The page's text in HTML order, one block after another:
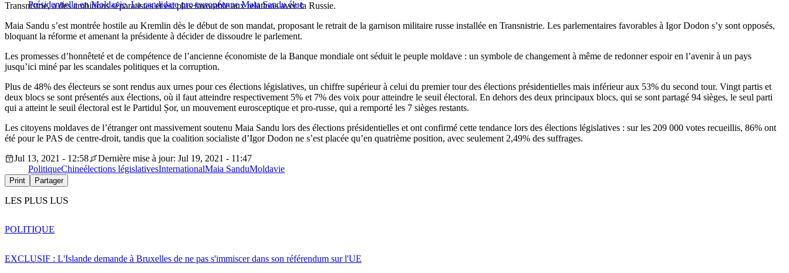
Présidentielle en Moldavie. La candidate pro-européenne Maia Sandu élue
Transnistrie, a des ambitions séparatistes et est plus favorable aux relations avec la Russie.
Maia Sandu s’est montrée hostile au Kremlin dès le début de son mandat, proposant le retrait de la garnison militaire russe installée en Transnistrie. Les parlementaires favorables à Igor Dodon s’y sont opposés,
bloquant la réforme et amenant la présidente à décider de dissoudre le parlement.
Les promesses d’honnêteté et de compétence de l’ancienne économiste de la Banque mondiale ont séduit le peuple moldave : un symbole de changement à même de redonner espoir en l’avenir à un pays
jusqu’ici miné par les scandales politiques et la corruption.
Plus de 48% des électeurs se sont rendus aux urnes pour ces élections législatives, un chiffre supérieur à celui du premier tour des élections présidentielles mais inférieur aux 53% du second tour. Vingt partis et
deux blocs se sont présentés aux élections, où il faut atteindre respectivement 5% et 7% des voix pour atteindre le seuil électoral. En dehors des deux principaux blocs, qui se sont partagé 94 sièges, le seul parti
qui a atteint le seuil électoral est le Partidul Șor, un mouvement eurosceptique et pro-russe, qui a remporté les 7 sièges restants.
Les citoyens moldaves de l’étranger ont massivement soutenu Maia Sandu lors des élections présidentielles et ont confirmé cette tendance lors des élections législatives : sur les 209 000 votes recueillis, 86% ont
été pour le PAS de centre-droit, tandis que la coalition socialiste d’Igor Dodon ne s’est placée qu’en quatrième position, avec seulement 2,49% des suffrages.
Jul 13, 2021 - 12:58
Dernière mise à jour: Jul 19, 2021 - 11:47
PolitiqueChineélections législativesInternationalMaia SanduMoldavie
Print Partager
LES PLUS LUS
EXCLUSIF : L'Islande demande à Bruxelles de ne pas s'immiscer dans son référendum sur l'UE
POLITIQUE